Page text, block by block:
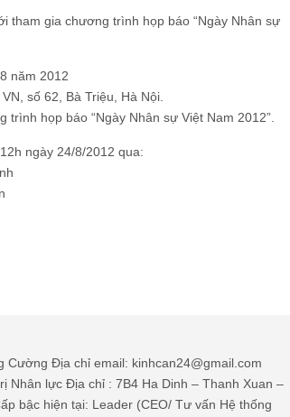
tham gia chương trình họp báo “Ngày Nhân sự
năm 2012
số 62, Bà Triệu, Hà Nội.
họp báo “Ngày Nhân sự Việt Nam 2012”.
ngày 24/8/2012 qua:
Cường Địa chỉ email: kinhcan24@gmail.com
Nhân lực Địa chỉ : 7B4 Ha Dinh – Thanh Xuan –
bậc hiện tại: Leader (CEO/ Tư vấn Hệ thống